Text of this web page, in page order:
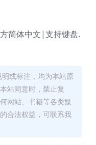
简体中文|支持键盘.
或标注，均为本站原
站同意时，禁止复
网站、书籍等各类媒
合法权益，可联系我